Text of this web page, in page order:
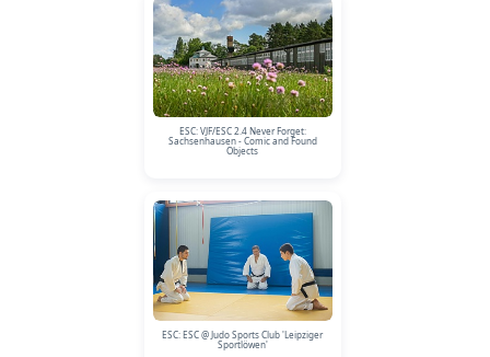
ESC: VJF/ESC 2.4 Never Forget:
Sachsenhausen - Comic and Found
Objects
ESC: ESC @ Judo Sports Club 'Leipziger
Sportlöwen'